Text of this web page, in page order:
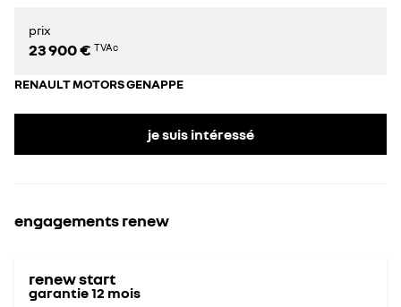
prix
23 900 € TVAc
RENAULT MOTORS GENAPPE
je suis intéressé
engagements renew
renew start
garantie12 mois